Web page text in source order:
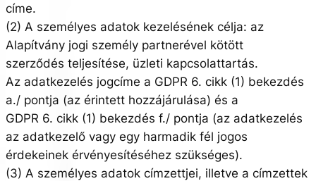
címe.
(2) A személyes adatok kezelésének célja: az
Alapítvány jogi személy partnerével kötött
szerződés teljesítése, üzleti kapcsolattartás.
Az adatkezelés jogcíme a GDPR 6. cikk (1) bekezdés
a./ pontja (az érintett hozzájárulása) és a
GDPR 6. cikk (1) bekezdés f./ pontja (az adatkezelés
az adatkezelő vagy egy harmadik fél jogos
érdekeinek érvényesítéséhez szükséges).
(3) A személyes adatok címzettjei, illetve a címzettek